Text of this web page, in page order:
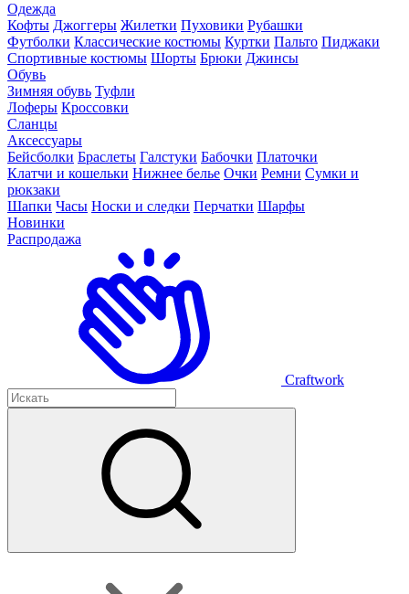
Одежда
Кофты Джоггеры Жилетки Пуховики Рубашки
Футболки Классические костюмы Куртки Пальто Пиджаки
Спортивные костюмы Шорты Брюки Джинсы
Обувь
Зимняя обувь Туфли
Лоферы Кроссовки
Сланцы
Аксессуары
Бейсболки Браслеты Галстуки Бабочки Платочки
Клатчи и кошельки Нижнее белье Очки Ремни Сумки и
рюкзаки
Шапки Часы Носки и следки Перчатки Шарфы
Новинки
Распродажа
Craftwork